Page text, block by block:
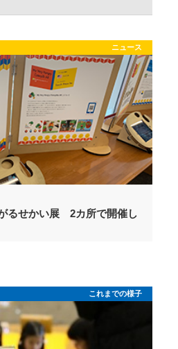
ニュース
るせかい展 2カ所で開催し
これまでの様子